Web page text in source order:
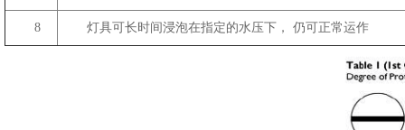
8 灯具可长时间浸泡在指定的水压下， 仍可正常运作